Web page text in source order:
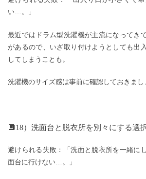
い…。」
最近ではドラム型洗濯機が主流になってき
があるので、いざ取り付けようとしても出
してしまうことも。
洗濯機のサイズ感は事前に確認しておきまし
🔲18）洗面台と脱衣所を別々にする選
避けられる失敗：「洗面と脱衣所を一緒に
面台に行けない…。」